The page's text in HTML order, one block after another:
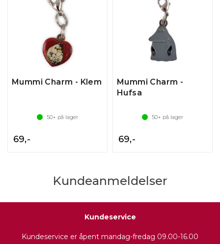
Mummi Charm - Klem
50+ på lager
69,-
Mummi Charm -
Hufsa
50+ på lager
69,-
Kundeanmeldelser
Kundeservice
Kundeservice er åpent mandag-fredag 09.00-16.00